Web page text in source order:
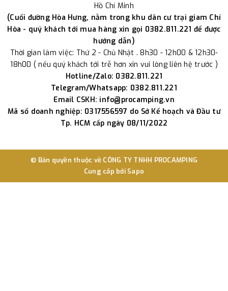
Hồ Chí Minh
(Cuối đường Hòa Hưng, nằm trong khu dân cư trại giam Chí
Hòa - quý khách tới mua hàng xin gọi 0382.811.221 để được
hướng dẫn)
Thời gian làm việc: Thứ 2 - Chủ Nhật . 8h30 - 12h00 & 12h30-
18h00 ( nếu quý khách tới trễ hơn xin vui lòng liên hệ trước )
Hotline/Zalo: 0382.811.221
Telegram/Whatsapp: 0382.811.221
Email CSKH: info@procamping.vn
Mã số doanh nghiệp: 0317556597 do Sở Kế hoạch và Đầu tư
Tp. HCM cấp ngày 08/11/2022
© Bản quyền thuộc về CÔNG TY TNHH PROCAMPING
Cung cấp bởi Sapo